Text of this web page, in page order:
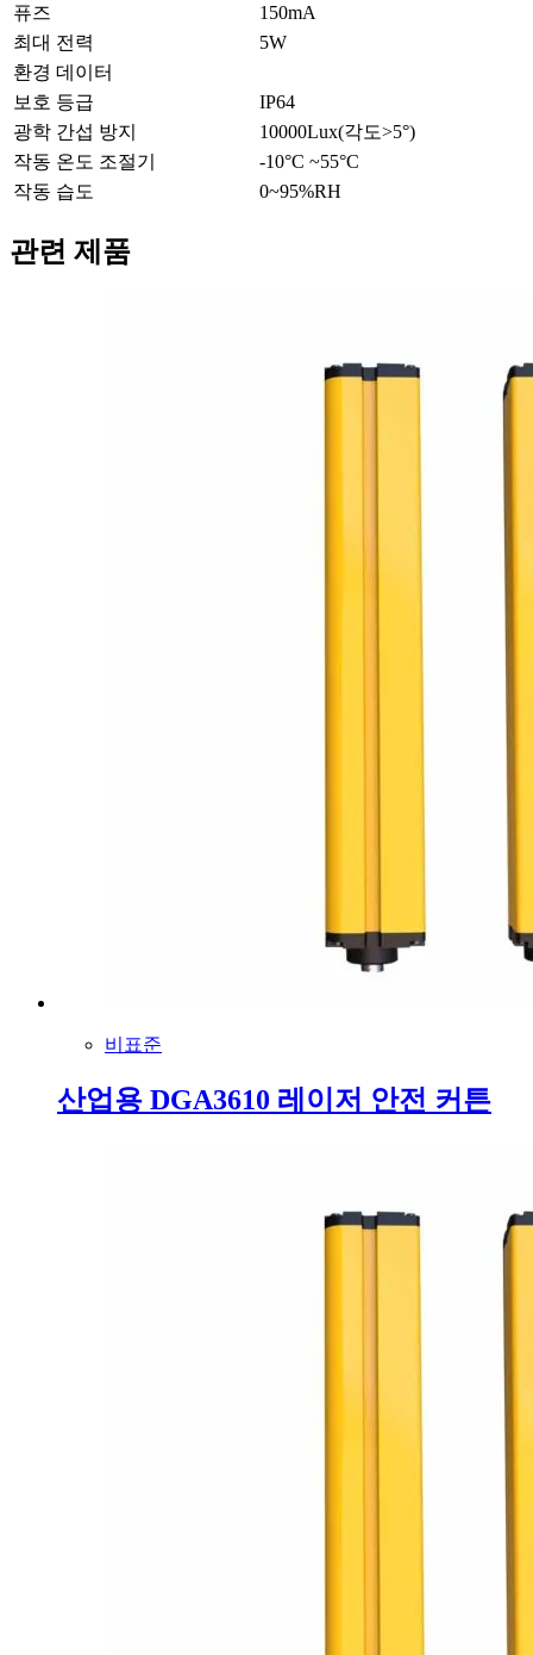
퓨즈
150mA
최대 전력
5W
환경 데이터
보호 등급
IP64
광학 간섭 방지
10000Lux(각도>5°)
작동 온도 조절기
-10°C ~55°C
작동 습도
0~95%RH
관련 제품
비표준
산업용 DGA3610 레이저 안전 커튼